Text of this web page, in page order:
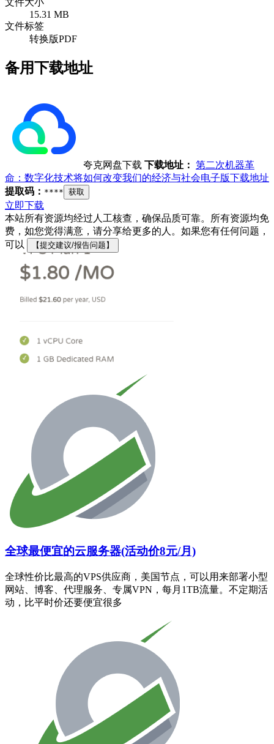
文件大小
15.31 MB
文件标签
转换版PDF
备用下载地址
夸克网盘下载 下载地址： 第二次机器革
命：数字化技术将如何改变我们的经济与社会电子版下载地址
提取码： **** 获取
立即下载
本站所有资源均经过人工核查，确保品质可靠。所有资源均免
费，如您觉得满意，请分享给更多的人。如果您有任何问题，
可以
【提交建议/报告问题】
全球最便宜的云服务器(活动价8元/月)
全球性价比最高的VPS供应商，美国节点，可以用来部署小型
网站、博客、代理服务、专属VPN，每月1TB流量。不定期活
动，比平时价还要便宜很多